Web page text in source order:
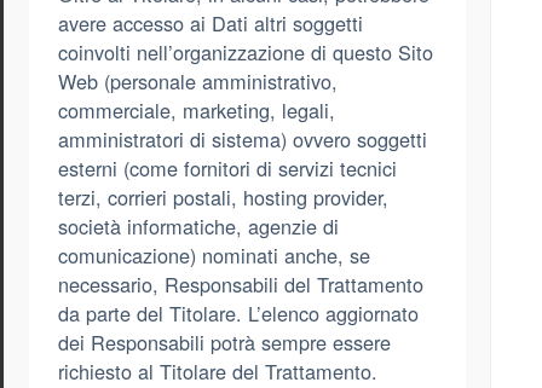
avere accesso ai Dati altri soggetti
coinvolti nell’organizzazione di questo Sito
Web (personale amministrativo,
commerciale, marketing, legali,
amministratori di sistema) ovvero soggetti
esterni (come fornitori di servizi tecnici
terzi, corrieri postali, hosting provider,
società informatiche, agenzie di
comunicazione) nominati anche, se
necessario, Responsabili del Trattamento
da parte del Titolare. L’elenco aggiornato
dei Responsabili potrà sempre essere
richiesto al Titolare del Trattamento.